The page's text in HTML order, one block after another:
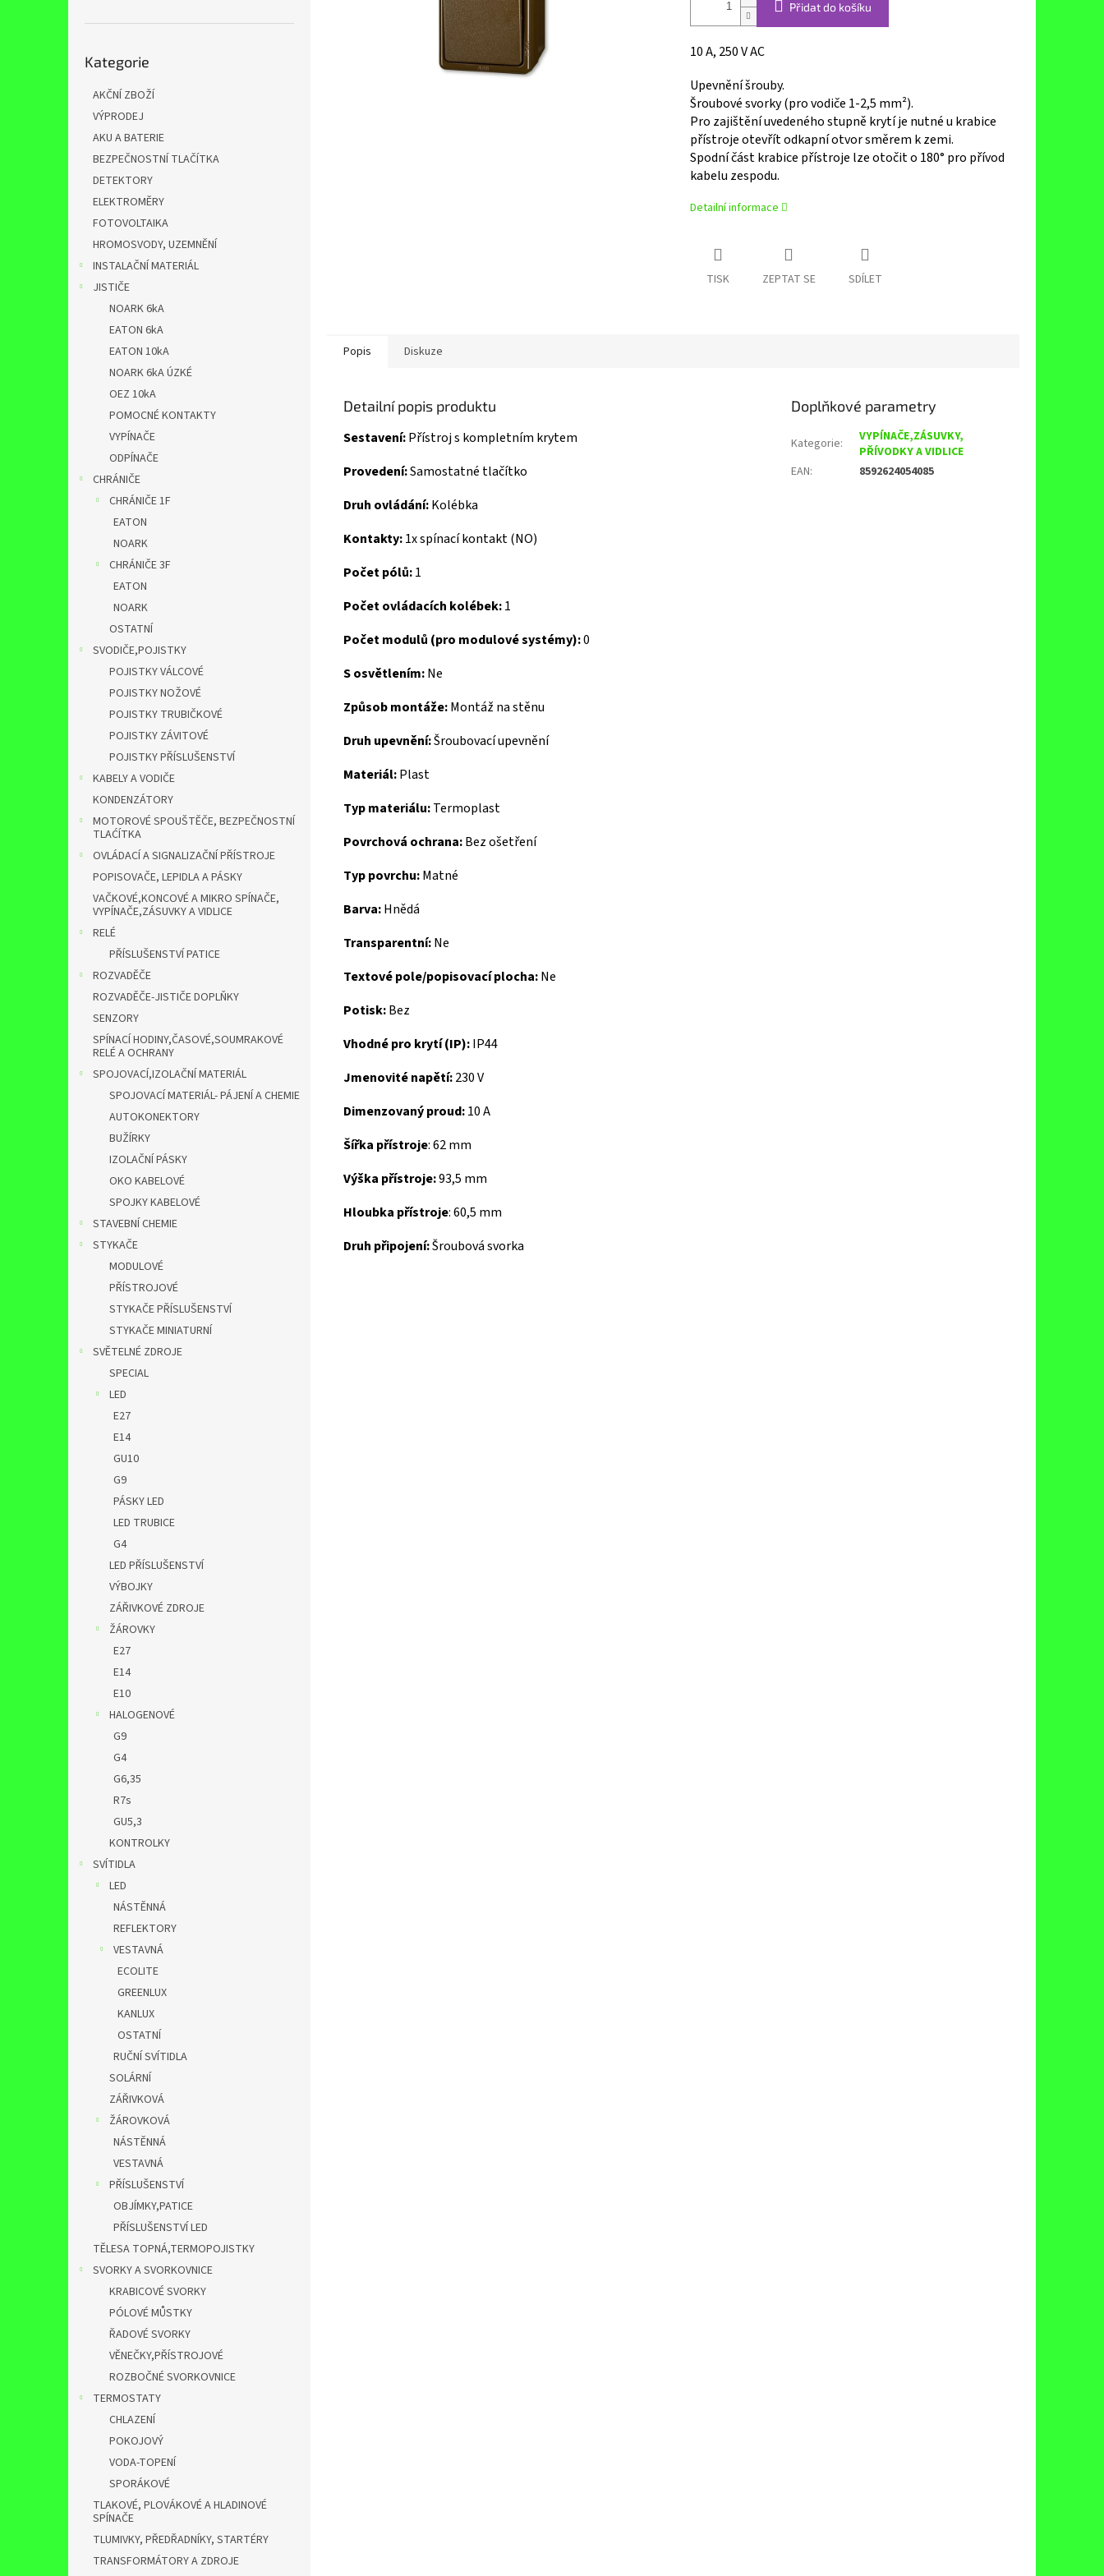
kategorie
Kategorie
AKČNÍ ZBOŽÍ
VÝPRODEJ
AKU A BATERIE
BEZPEČNOSTNÍ TLAČÍTKA
DETEKTORY
ELEKTROMĚRY
FOTOVOLTAIKA
HROMOSVODY, UZEMNĚNÍ
INSTALAČNÍ MATERIÁL
JISTIČE
NOARK 6kA
EATON 6kA
EATON 10kA
NOARK 6kA ÚZKÉ
OEZ 10kA
POMOCNÉ KONTAKTY
VYPÍNAČE
ODPÍNAČE
CHRÁNIČE
CHRÁNIČE 1F
EATON
NOARK
CHRÁNIČE 3F
EATON
NOARK
OSTATNÍ
SVODIČE,POJISTKY
POJISTKY VÁLCOVÉ
POJISTKY NOŽOVÉ
POJISTKY TRUBIČKOVÉ
POJISTKY ZÁVITOVÉ
POJISTKY PŘÍSLUŠENSTVÍ
KABELY A VODIČE
KONDENZÁTORY
MOTOROVÉ SPOUŠTĚČE, BEZPEČNOSTNÍ
TLAĆÍTKA
OVLÁDACÍ A SIGNALIZAČNÍ PŘÍSTROJE
POPISOVAČE, LEPIDLA A PÁSKY
VAČKOVÉ,KONCOVÉ A MIKRO SPÍNAČE,
VYPÍNAČE,ZÁSUVKY A VIDLICE
RELÉ
PŘÍSLUŠENSTVÍ PATICE
ROZVADĚČE
ROZVADĚČE-JISTIČE DOPLŇKY
SENZORY
SPÍNACÍ HODINY,ČASOVÉ,SOUMRAKOVÉ
RELÉ A OCHRANY
SPOJOVACÍ,IZOLAČNÍ MATERIÁL
SPOJOVACÍ MATERIÁL- PÁJENÍ A CHEMIE
AUTOKONEKTORY
BUŽÍRKY
IZOLAČNÍ PÁSKY
OKO KABELOVÉ
SPOJKY KABELOVÉ
STAVEBNÍ CHEMIE
STYKAČE
MODULOVÉ
PŘÍSTROJOVÉ
STYKAČE PŘÍSLUŠENSTVÍ
STYKAČE MINIATURNÍ
SVĚTELNÉ ZDROJE
SPECIAL
LED
E27
E14
GU10
G9
PÁSKY LED
LED TRUBICE
G4
LED PŘÍSLUŠENSTVÍ
VÝBOJKY
ZÁŘIVKOVÉ ZDROJE
ŽÁROVKY
E27
E14
E10
HALOGENOVÉ
G9
G4
G6,35
R7s
GU5,3
KONTROLKY
SVÍTIDLA
LED
NÁSTĚNNÁ
REFLEKTORY
VESTAVNÁ
ECOLITE
GREENLUX
KANLUX
OSTATNÍ
RUČNÍ SVÍTIDLA
SOLÁRNÍ
ZÁŘIVKOVÁ
ŽÁROVKOVÁ
NÁSTĚNNÁ
VESTAVNÁ
PŘÍSLUŠENSTVÍ
OBJÍMKY,PATICE
PŘÍSLUŠENSTVÍ LED
TĚLESA TOPNÁ,TERMOPOJISTKY
SVORKY A SVORKOVNICE
KRABICOVÉ SVORKY
PÓLOVÉ MŮSTKY
ŘADOVÉ SVORKY
VĚNEČKY,PŘÍSTROJOVÉ
ROZBOČNÉ SVORKOVNICE
TERMOSTATY
CHLAZENÍ
POKOJOVÝ
VODA-TOPENÍ
SPORÁKOVÉ
TLAKOVÉ, PLOVÁKOVÉ A HLADINOVÉ
SPÍNAČE
TLUMIVKY, PŘEDŘADNÍKY, STARTÉRY
TRANSFORMÁTORY A ZDROJE
Přidat do košíku
10 A, 250 V AC
Upevnění šrouby.
Šroubové svorky (pro vodiče 1-2,5 mm²).
Pro zajištění uvedeného stupně krytí je nutné u krabice
přístroje otevřít odkapní otvor směrem k zemi.
Spodní část krabice přístroje lze otočit o 180° pro přívod
kabelu zespodu.
Detailní informace
TISK ZEPTAT SE SDÍLET
Popis Diskuze
Detailní popis produktu
Sestavení:Přístroj s kompletním krytem
Provedení:Samostatné tlačítko
Druh ovládání:Kolébka
Kontakty:1x spínací kontakt (NO)
Počet pólů:1
Počet ovládacích kolébek:1
Počet modulů (pro modulové systémy):0
S osvětlením:Ne
Způsob montáže:Montáž na stěnu
Druh upevnění:Šroubovací upevnění
Materiál:Plast
Typ materiálu:Termoplast
Povrchová ochrana:Bez ošetření
Typ povrchu:Matné
Barva:Hnědá
Transparentní:Ne
Textové pole/popisovací plocha:Ne
Potisk:Bez
Vhodné pro krytí (IP):IP44
Jmenovité napětí:230 V
Dimenzovaný proud:10 A
Šířka přístroje:62 mm
Výška přístroje:93,5 mm
Hloubka přístroje:60,5 mm
Druh připojení:Šroubová svorka
Doplňkové parametry
Kategorie:
VYPÍNAČE,ZÁSUVKY,
PŘÍVODKY A VIDLICE
EAN: 8592624054085